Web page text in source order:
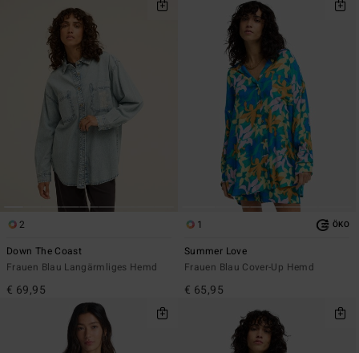
2
Down The Coast
Frauen Blau Langärmliges Hemd
€ 69,95
1 ÖKO
Summer Love
Frauen Blau Cover-Up Hemd
€ 65,95